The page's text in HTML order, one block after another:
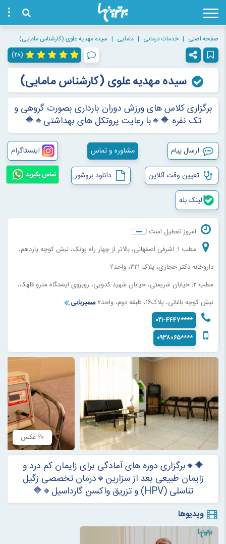
صفحه اصلی خدمات درمانی مامایی سیده مهدیه علوی (کارشناس مامایی)
(۲۸)
سیده مهدیه علوی (کارشناس مامایی)
برگزاری كلاس های ورزش دوران بارداری بصورت گروهی و
تک نفره 🔶🔸با رعایت پروتکل های بهداشتی🔸🔶
ارسال پیام مشاوره و تماس اینستاگرام
تعیین وقت آنلاین دانلود بروشور تماس بگیرید
لینک بله
امروز تعطیل است
مطب ۱: اشرفی اصفهانی، بالاتر از چهار راه پونک، نبش كوچه يازدهم،
داروخانه دکتر حجازی، پلاک ٣٢١، واحد٢
مطب ۲: خیابان شریعتی، خیابان شهید کدویی، روبروی ایستگاه مترو قلهک،
نبش کوچه باغانی، پلاک۱۶، طبقه دوم، واحد۷
مسیریابی
۰۲۱-۴۴۴۷****
۰۹۳۸۰۶۵****
۲۰ عکس
🔶🔸برگزاری دوره های آمادگی برای زايمان كم درد و
زايمان طبيعی بعد از سزارين🔸درمان تخصصی زگیل
تناسلی (HPV) و تزریق واکسن گارداسیل🔸🔶
ویدیوها